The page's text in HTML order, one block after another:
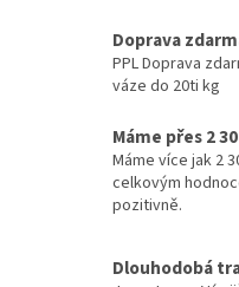
Doprava
PPL Doprava
váze do 20ti kg
Máme přes 2
Máme více jak 2
celkovým
pozitivně.
Dlouhodobá